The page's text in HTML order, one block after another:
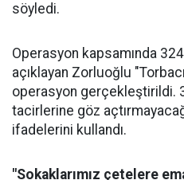
söyledi.
Operasyon kapsamında
açıklayan Zorluoğlu
operasyon gerçekleştirildi.
tacirlerine göz
ifadelerini kullandı.
"Sokaklarımız çetelere